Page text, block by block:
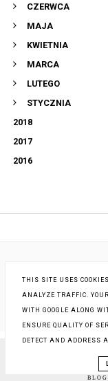
CZERWCA
MAJA
KWIETNIA
MARCA
LUTEGO
STYCZNIA
2018
2017
2016
THIS SITE USES
ANALYZE TRAFFIC.
WITH GOOGLE ALONG
ENSURE QUALITY OF
DETECT AND ADDRESS